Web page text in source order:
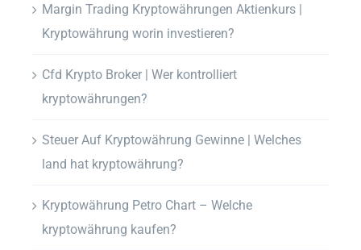
Margin Trading Kryptowährungen Aktienkurs |
Kryptowährung worin investieren?
Cfd Krypto Broker | Wer kontrolliert
kryptowährungen?
Steuer Auf Kryptowährung Gewinne | Welches
land hat kryptowährung?
Kryptowährung Petro Chart – Welche
kryptowährung kaufen?